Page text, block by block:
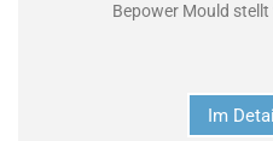
Bepower Mould stellt
Im